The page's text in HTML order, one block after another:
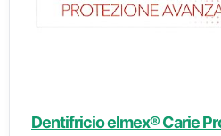
Dentifricio elmex® Carie